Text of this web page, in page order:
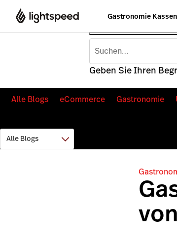
Gastronomie
Geben Sie Ihren
Alle Blogs eCommerce Gastronomie